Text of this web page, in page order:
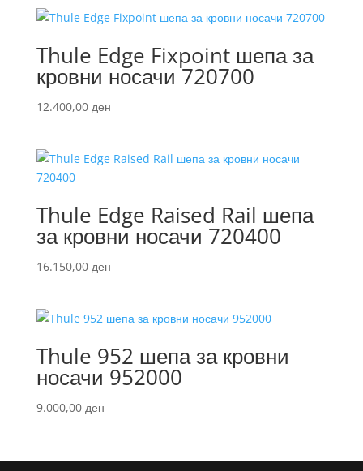
Thule Edge Fixpoint шепа за
кровни носачи 720700
12.400,00 ден
Thule Edge Raised Rail шепа
за кровни носачи 720400
16.150,00 ден
Thule 952 шепа за кровни
носачи 952000
9.000,00 ден